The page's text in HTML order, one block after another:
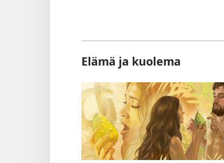
Elämä ja kuolema